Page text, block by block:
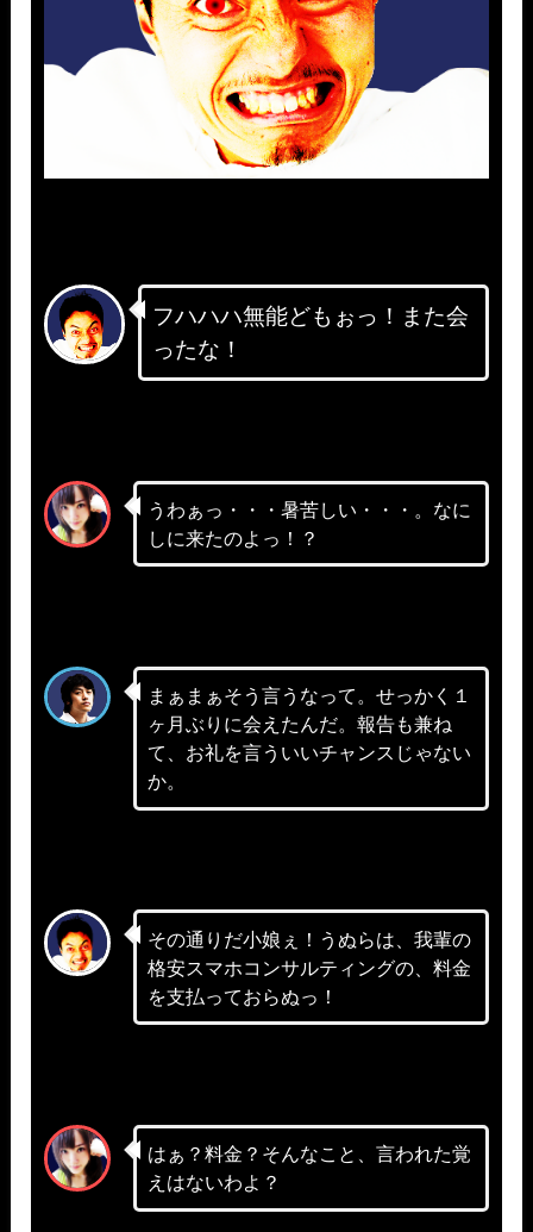
フハハハ無能どもぉっ！また会
ったな！
うわぁっ・・・暑苦しい・・・。なに
しに来たのよっ！？
まぁまぁそう言うなって。せっかく１
ヶ月ぶりに会えたんだ。報告も兼ね
て、お礼を言ういいチャンスじゃない
か。
その通りだ小娘ぇ！うぬらは、我輩の
格安スマホコンサルティングの、料金
を支払っておらぬっ！
はぁ？料金？そんなこと、言われた覚
えはないわよ？